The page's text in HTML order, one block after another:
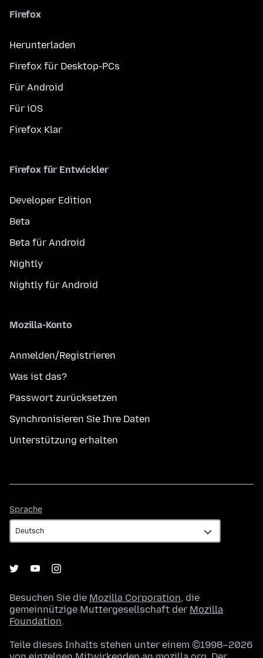
Firefox
Herunterladen
Firefox für Desktop-PCs
Für Android
Für iOS
Firefox Klar
Firefox für Entwickler
Developer Edition
Beta
Beta für Android
Nightly
Nightly für Android
Mozilla-Konto
Anmelden/Registrieren
Was ist das?
Passwort zurücksetzen
Synchronisieren Sie Ihre Daten
Unterstützung erhalten
Sprache
Besuchen Sie die Mozilla Corporation, die
gemeinnützige Muttergesellschaft der Mozilla
Foundation.
Teile dieses Inhalts stehen unter einem ©1998–2026